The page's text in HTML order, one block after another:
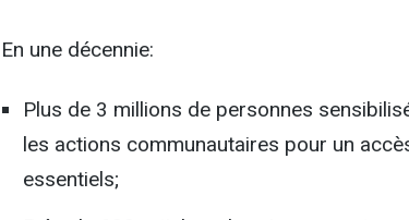
En une décennie:
Plus de 3 millions de personnes
les actions communautaires pour un
essentiels;